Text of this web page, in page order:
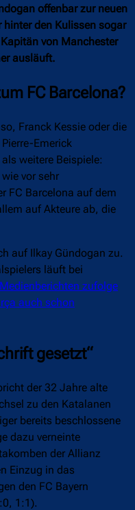
offenbar zur neuen
hinter den Kulissen sogar
von Manchester
ausläuft.
FC Barcelona?
Franck Kessie oder die
Emerick
weitere Beispiele:
vor sehr
FC Barcelona auf dem
auf Akteure ab, die
auf Ilkay Gündogan zu.
läuft bei
Medienberichten zufolge
auch schon
gesetzt“
der 32 Jahre alte
zu den Katalanen
bereits beschlossene
dazu verneinte
der Allianz
Einzug in das
den FC Bayern
1:1).